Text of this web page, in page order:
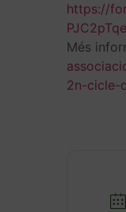
https://
Més
2n-cicle-